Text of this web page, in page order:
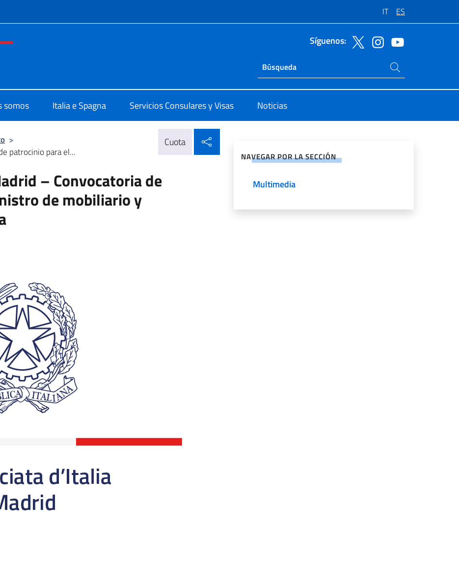
IT ES
redes sociales y menú Síguenos:
Ricerca sito live
Buscar en el sitio
somos Italia e Spagna Servicios Consulares y Visas Noticias
>
patrocinio para el...
Cuota
– Convocatoria de
de mobiliario y
NAVEGAR POR LA SECCIÓN
Multimedia